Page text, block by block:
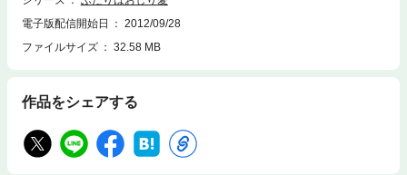
電子版配信開始日
2012/09/28
ファイルサイズ
32.58 MB
作品をシェアする